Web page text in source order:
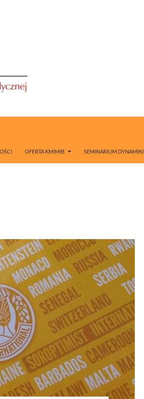
OFERTA KMIMIB SEMINARIUM DYNAMIKI